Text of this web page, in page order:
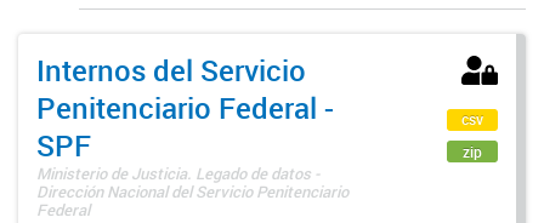
Internos del Servicio
Penitenciario Federal -
SPF
Ministerio de Justicia. Legado de datos -
Dirección Nacional del Servicio Penitenciario
Federal
csv
zip